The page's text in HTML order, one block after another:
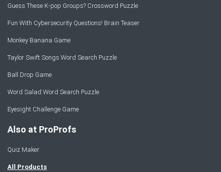
Guess These K-pop Groups? Crossword Puzzle
Fun With Cybersecurity Questions! Brain Teaser
Monkey Banana Game
Taylor Swift Songs Word Search Puzzle
Ball Drop Game
Word Salad Word Search Puzzle
Eyesight Challenge Game
Also at ProProfs
Quiz Maker
All Products